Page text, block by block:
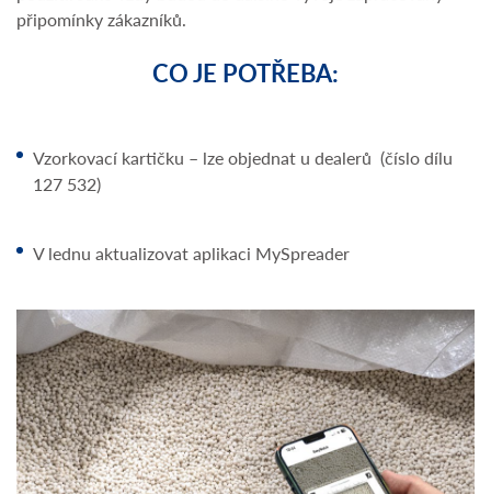
připomínky zákazníků.
CO JE POTŘEBA:
Vzorkovací kartičku – lze objednat u dealerů (číslo dílu
127 532)
V lednu aktualizovat aplikaci MySpreader